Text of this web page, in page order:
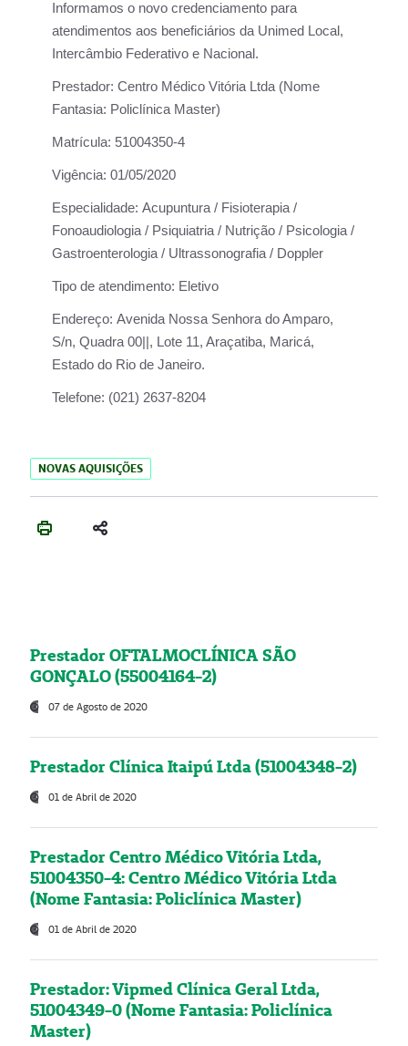
Informamos o novo credenciamento para
atendimentos aos beneficiários da Unimed Local,
Intercâmbio Federativo e Nacional.
Prestador: Centro Médico Vitória Ltda (Nome
Fantasia: Policlínica Master)
Matrícula: 51004350-4
Vigência: 01/05/2020
Especialidade: Acupuntura / Fisioterapia /
Fonoaudiologia / Psiquiatria / Nutrição / Psicologia /
Gastroenterologia / Ultrassonografia / Doppler
Tipo de atendimento: Eletivo
Endereço: Avenida Nossa Senhora do Amparo,
S/n, Quadra 00||, Lote 11, Araçatiba, Maricá,
Estado do Rio de Janeiro.
Telefone: (021) 2637-8204
NOVAS AQUISIÇÕES
Prestador OFTALMOCLÍNICA SÃO
GONÇALO (55004164-2)
07 de Agosto de 2020
Prestador Clínica Itaipú Ltda (51004348-2)
01 de Abril de 2020
Prestador Centro Médico Vitória Ltda,
51004350-4: Centro Médico Vitória Ltda
(Nome Fantasia: Policlínica Master)
01 de Abril de 2020
Prestador: Vipmed Clínica Geral Ltda,
51004349-0 (Nome Fantasia: Policlínica
Master)